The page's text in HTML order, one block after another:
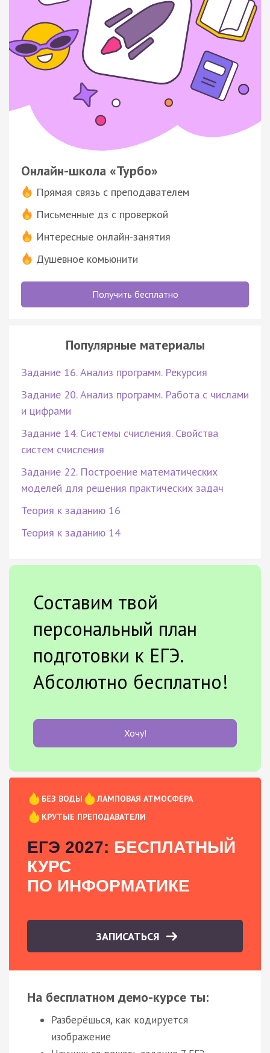
Онлайн-школа «Турбо»
Прямая связь с преподавателем
Письменные дз с проверкой
Интересные онлайн-занятия
Душевное комьюнити
Получить бесплатно
Популярные материалы
Задание 16. Анализ программ. Рекурсия
Задание 20. Анализ программ. Работа с числами
и цифрами
Задание 14. Системы счисления. Свойства
систем счисления
Задание 22. Построение математических
моделей для решения практических задач
Теория к заданию 16
Теория к заданию 14
Составим твой
персональный план
подготовки к ЕГЭ.
Абсолютно бесплатно!
Хочу!
БЕЗ ВОДЫ
ЛАМПОВАЯ АТМОСФЕРА
КРУТЫЕ ПРЕПОДАВАТЕЛИ
ЕГЭ 2027: БЕСПЛАТНЫЙ
КУРС
ПО ИНФОРМАТИКЕ
ЗАПИСАТЬСЯ
На бесплатном демо-курсе ты:
Разберёшься, как кодируется
изображение